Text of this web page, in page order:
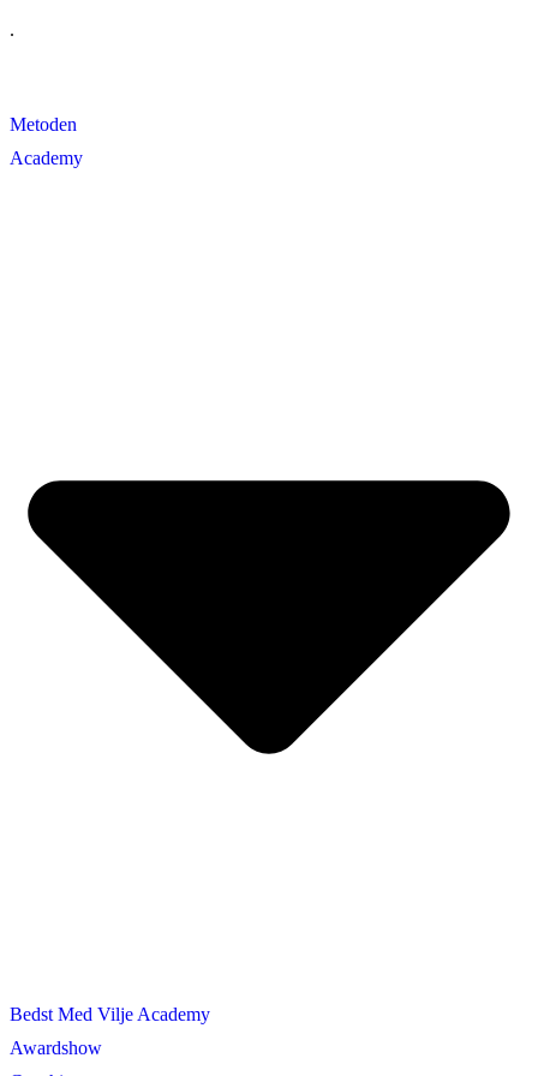
.
Metoden
Academy
Bedst Med Vilje Academy
Awardshow